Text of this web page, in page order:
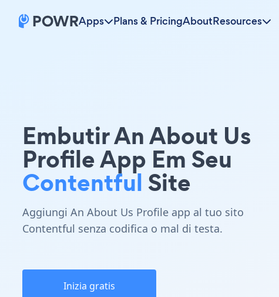
Apps Plans & PricingAboutResources
Embutir An About Us
Profile App Em Seu
Contentful Site
Aggiungi An About Us Profile app al tuo sito
Contentful senza codifica o mal di testa.
Inizia gratis